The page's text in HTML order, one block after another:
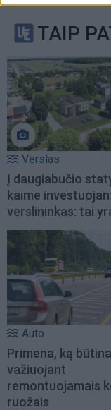
TAIP
Verslas
Į daugiabučio
kaime
verslininkas: tai
Auto
Primena, ką
važiuojant
remontuojamais
ruožais